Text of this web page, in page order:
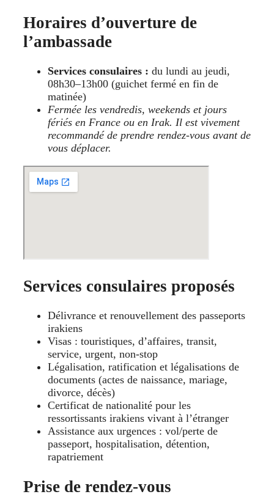
Horaires d’ouverture de
l’ambassade
Services consulaires : du lundi au jeudi,
08h30–13h00 (guichet fermé en fin de
matinée)
Fermée les vendredis, weekends et jours
fériés en France ou en Irak. Il est vivement
recommandé de prendre rendez-vous avant de
vous déplacer.
Services consulaires proposés
Délivrance et renouvellement des passeports
irakiens
Visas : touristiques, d’affaires, transit,
service, urgent, non-stop
Légalisation, ratification et légalisations de
documents (actes de naissance, mariage,
divorce, décès)
Certificat de nationalité pour les
ressortissants irakiens vivant à l’étranger
Assistance aux urgences : vol/perte de
passeport, hospitalisation, détention,
rapatriement
Prise de rendez‑vous